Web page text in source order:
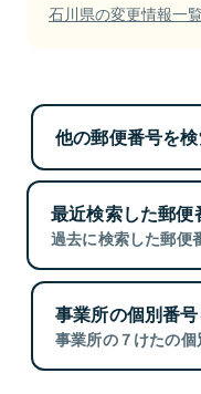
石川県の変更情報一
他の郵便番号を
最近検索した郵便
過去に検索した郵便
事業所の個別番
事業所の７けたの個